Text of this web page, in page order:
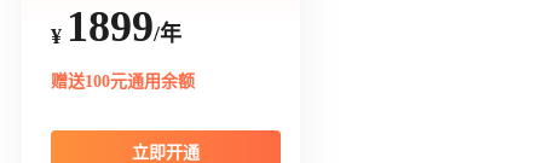
¥ 1899/年
赠送100元通用余额
立即开通